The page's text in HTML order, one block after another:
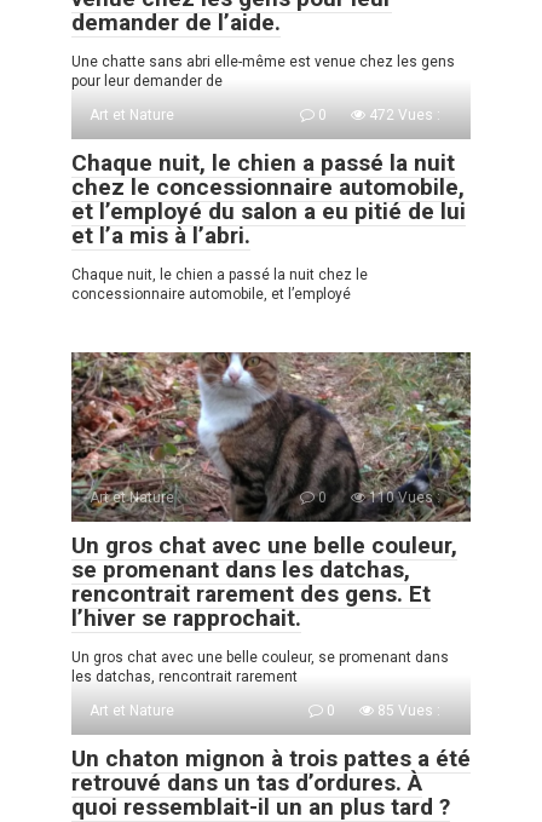
demander de l’aide.
Une chatte sans abri elle-même est venue chez les gens
pour leur demander de
Art et Nature
0 472 Vues :
Chaque nuit, le chien a passé la nuit
chez le concessionnaire automobile,
et l’employé du salon a eu pitié de lui
et l’a mis à l’abri.
Chaque nuit, le chien a passé la nuit chez le
concessionnaire automobile, et l’employé
Art et Nature 0 110 Vues :
Un gros chat avec une belle couleur,
se promenant dans les datchas,
rencontrait rarement des gens. Et
l’hiver se rapprochait.
Un gros chat avec une belle couleur, se promenant dans
les datchas, rencontrait rarement
Art et Nature
0 85 Vues :
Un chaton mignon à trois pattes a été
retrouvé dans un tas d’ordures. À
quoi ressemblait-il un an plus tard ?